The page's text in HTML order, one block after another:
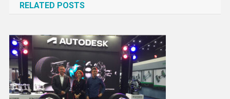
RELATED POSTS